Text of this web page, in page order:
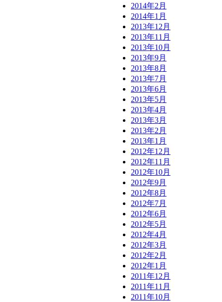
2014年2月
2014年1月
2013年12月
2013年11月
2013年10月
2013年9月
2013年8月
2013年7月
2013年6月
2013年5月
2013年4月
2013年3月
2013年2月
2013年1月
2012年12月
2012年11月
2012年10月
2012年9月
2012年8月
2012年7月
2012年6月
2012年5月
2012年4月
2012年3月
2012年2月
2012年1月
2011年12月
2011年11月
2011年10月